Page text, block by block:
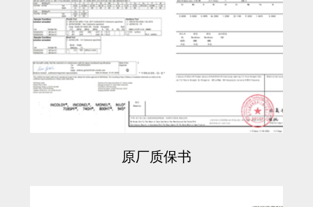
原厂质保书